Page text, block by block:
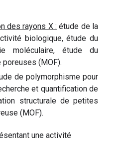
des rayons X : étude de la
biologique, étude du
moléculaire, étude du
(MOF).
de polymorphisme pour
et quantification de
structurale de petites
(MOF).
une activité